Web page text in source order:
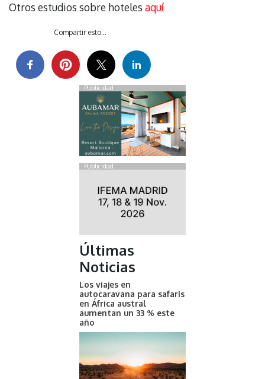
Otros estudios sobre hoteles aquí
Compartir esto...
Publicidad
Publicidad
Últimas
Noticias
Los viajes en
autocaravana para safaris
en África austral
aumentan un 33 % este
año